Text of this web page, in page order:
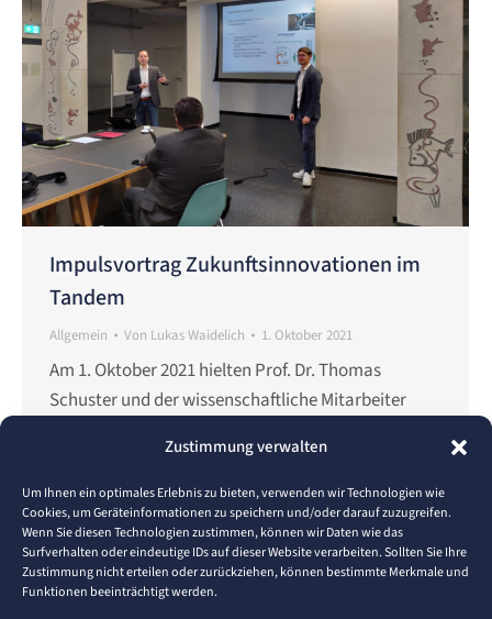
Zustimmung verwalten
Um Ihnen ein optimales Erlebnis zu bieten, verwenden wir Technologien wie
Cookies, um Geräteinformationen zu speichern und/oder darauf zuzugreifen.
Wenn Sie diesen Technologien zustimmen, können wir Daten wie das
Surfverhalten oder eindeutige IDs auf dieser Website verarbeiten. Sollten Sie Ihre
Zustimmung nicht erteilen oder zurückziehen, können bestimmte Merkmale und
Funktionen beeinträchtigt werden.
Impulsvortrag Zukunftsinnovationen im
Tandem
Allgemein Von Lukas Waidelich 1. Oktober 2021
Am 1. Oktober 2021 hielten Prof. Dr. Thomas
Schuster und der wissenschaftliche Mitarbeiter
Rahmen einer Präsenzveranstaltungen des
Transferprojekts RegioINNO. Der Vortragstitel
lautete „Wie sich Innovationen auf die Zukunft
auswirken“ und zielte auf die Notwendigkeit von
(digitalen) Innovationen bspw. durch
Digitalisierung/digitale Transformation ab. Rund